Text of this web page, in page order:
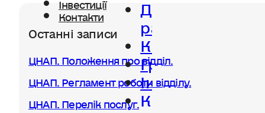
Контакти Діяльність
ради
Керівництво
Громада
Інвестиції
Контакти
Останні записи
ЦНАП. Положення про відділ.
ЦНАП. Регламент роботи відділу.
ЦНАП. Перелік послуг.